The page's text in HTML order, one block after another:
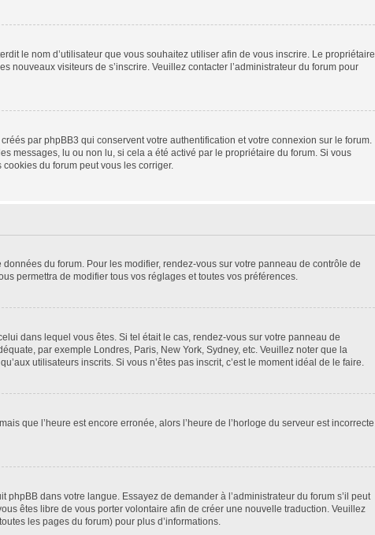
le nom d’utilisateur que vous souhaitez utiliser afin de vous inscrire. Le propriétaire
nouveaux visiteurs de s’inscrire. Veuillez contacter l’administrateur du forum pour
par phpBB3 qui conservent votre authentification et votre connexion sur le forum.
messages, lu ou non lu, si cela a été activé par le propriétaire du forum. Si vous
du forum peut vous les corriger.
du forum. Pour les modifier, rendez-vous sur votre panneau de contrôle de
permettra de modifier tous vos réglages et toutes vos préférences.
dans lequel vous êtes. Si tel était le cas, rendez-vous sur votre panneau de
par exemple Londres, Paris, New York, Sydney, etc. Veuillez noter que la
utilisateurs inscrits. Si vous n’êtes pas inscrit, c’est le moment idéal de le faire.
que l’heure est encore erronée, alors l’heure de l’horloge du serveur est incorrecte
dans votre langue. Essayez de demander à l’administrateur du forum s’il peut
êtes libre de vous porter volontaire afin de créer une nouvelle traduction. Veuillez
les pages du forum) pour plus d’informations.